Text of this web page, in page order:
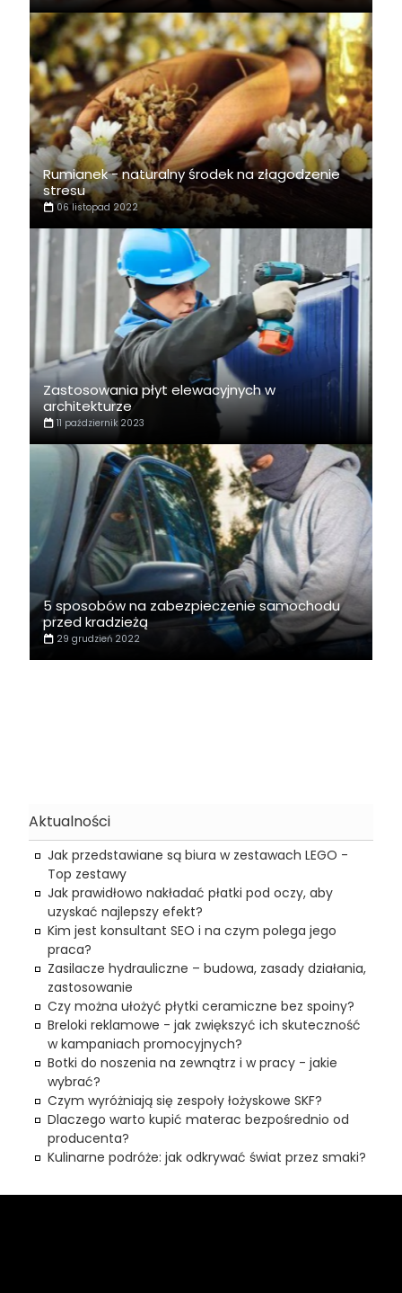
Rumianek - naturalny środek na złagodzenie
stresu
06 listopad 2022
Zastosowania płyt elewacyjnych w
architekturze
11 październik 2023
5 sposobów na zabezpieczenie samochodu
przed kradzieżą
29 grudzień 2022
Aktualności
Jak przedstawiane są biura w zestawach LEGO -
Top zestawy
Jak prawidłowo nakładać płatki pod oczy, aby
uzyskać najlepszy efekt?
Kim jest konsultant SEO i na czym polega jego
praca?
Zasilacze hydrauliczne – budowa, zasady działania,
zastosowanie
Czy można ułożyć płytki ceramiczne bez spoiny?
Breloki reklamowe - jak zwiększyć ich skuteczność
w kampaniach promocyjnych?
Botki do noszenia na zewnątrz i w pracy - jakie
wybrać?
Czym wyróżniają się zespoły łożyskowe SKF?
Dlaczego warto kupić materac bezpośrednio od
producenta?
Kulinarne podróże: jak odkrywać świat przez smaki?